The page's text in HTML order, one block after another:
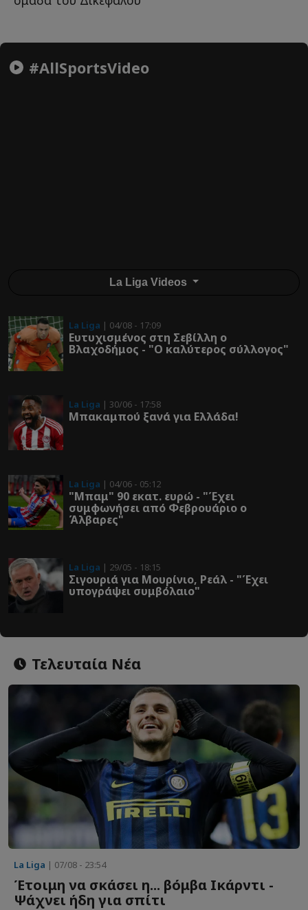
#AllSportsVideo
La Liga Videos
La Liga | 04/08 - 17:09
Ευτυχισμένος στη Σεβίλλη ο
Βλαχοδήμος - "Ο καλύτερος σύλλογος"
La Liga | 30/06 - 17:58
Μπακαμπού ξανά για Ελλάδα!
La Liga | 04/06 - 05:12
"Μπαμ" 90 εκατ. ευρώ - "Έχει
συμφωνήσει από Φεβρουάριο ο
Άλβαρες"
La Liga | 29/05 - 18:15
Σιγουριά για Μουρίνιο, Ρεάλ - "Έχει
υπογράψει συμβόλαιο"
Τελευταία Νέα
La Liga | 07/08 - 23:54
Έτοιμη να σκάσει η... βόμβα Ικάρντι -
Ψάχνει ήδη για σπίτι